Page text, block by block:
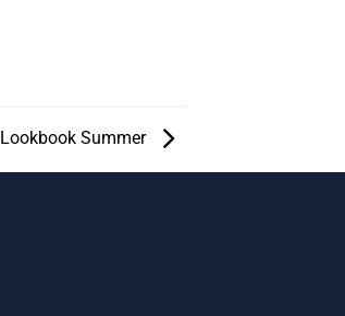
Lookbook Summer